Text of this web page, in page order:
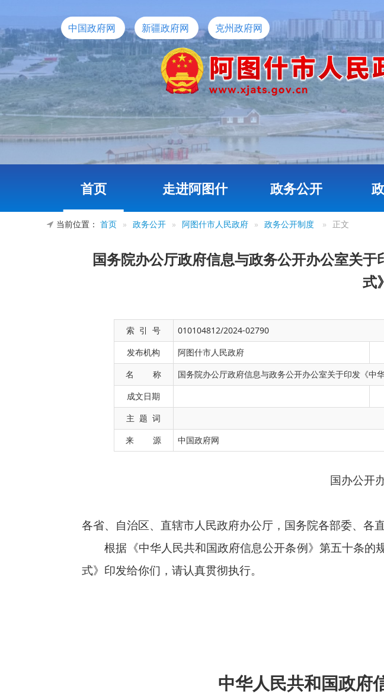
中国政府网 新疆政府网 克州政府网
首页 走进阿图什 政务公开
当前位置： 首页 » 政务公开 » 阿图什市人民政府 » 政务公开制度 » 正文
国务院办公厅政府信息与政务公开办公室关
式
索 引 号
010104812/2024-02790
发布机构
阿图什市人民政府
名 称
国务院办公厅政府信息与政务公开办公室关于印发《中
成文日期
主 题 词
来 源
中国政府网
各省、自治区、直辖市人民政府办公厅，国务院各部委、各直属机构办公厅
中华人民共和国
政府信息公开工作年度报告（以下简称年度报告），是《中华人民共